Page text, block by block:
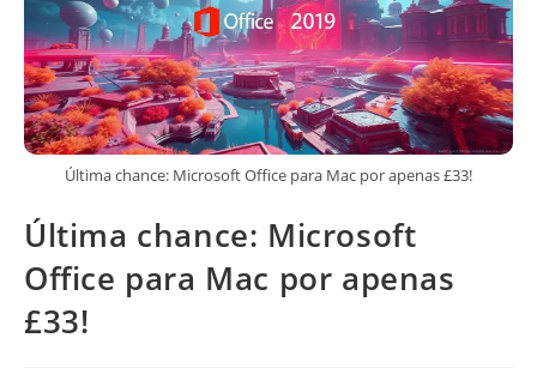
Última chance: Microsoft Office para Mac por apenas £33!
Última chance: Microsoft
Office para Mac por apenas
£33!